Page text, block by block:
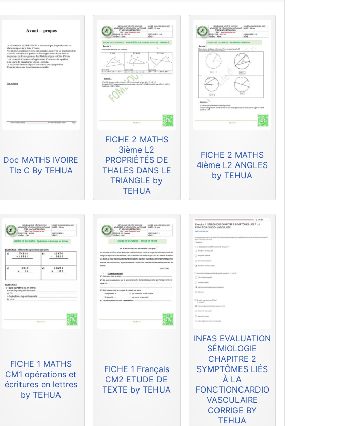
Doc MATHS IVOIRE
Tle C By TEHUA
FICHE 2 MATHS
3ième L2
PROPRIÉTÉS DE
THALES DANS LE
TRIANGLE by
TEHUA
FICHE 2 MATHS
4ième L2 ANGLES
by TEHUA
FICHE 1 MATHS
CM1 opérations et
écritures en lettres
by TEHUA
FICHE 1 Français
CM2 ETUDE DE
TEXTE by TEHUA
INFAS EVALUATION
SÉMIOLOGIE
CHAPITRE 2
SYMPTÔMES LIÉS
À LA
FONCTIONCARDIO
VASCULAIRE
CORRIGE BY
TEHUA